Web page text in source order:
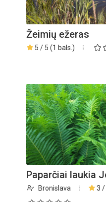
Žeimių ežeras
5 / 5 (1 bals.)
Paparčiai laukia
Bronislava 3 /